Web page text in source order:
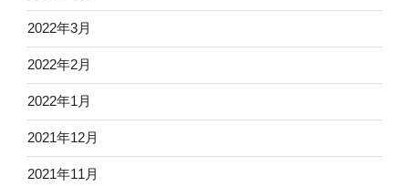
2022年3月
2022年2月
2022年1月
2021年12月
2021年11月